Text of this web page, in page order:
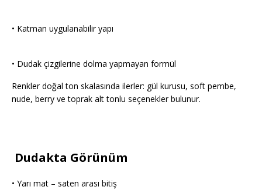
• Katman uygulanabilir yapı
• Dudak çizgilerine dolma yapmayan formül
Renkler doğal ton skalasında ilerler: gül kurusu, soft pembe,
nude, berry ve toprak alt tonlu seçenekler bulunur.
Dudakta Görünüm
• Yarı mat – saten arası bitiş